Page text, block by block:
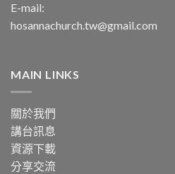
E-mail:
hosannachurch.tw@gmail.com
MAIN LINKS
關於我們
講台訊息
資源下載
分享交流